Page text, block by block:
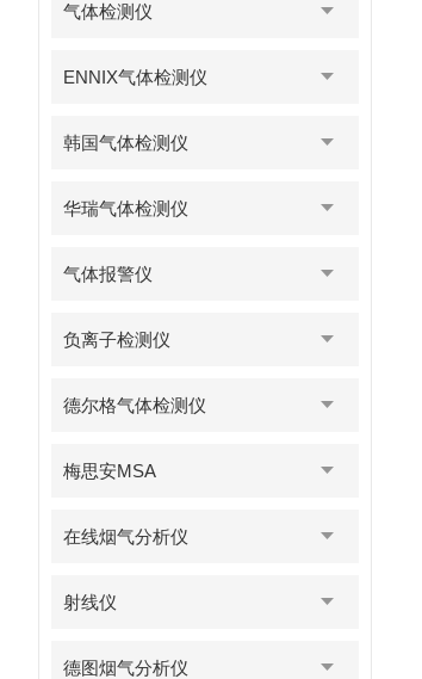
气体检测仪
ENNIX气体检测仪
韩国气体检测仪
华瑞气体检测仪
气体报警仪
负离子检测仪
德尔格气体检测仪
梅思安MSA
在线烟气分析仪
射线仪
德图烟气分析仪